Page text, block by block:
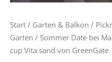
Start / Garten & Balkon /
Garten / Sommer Date bei
cup Vita sand von GreenGate